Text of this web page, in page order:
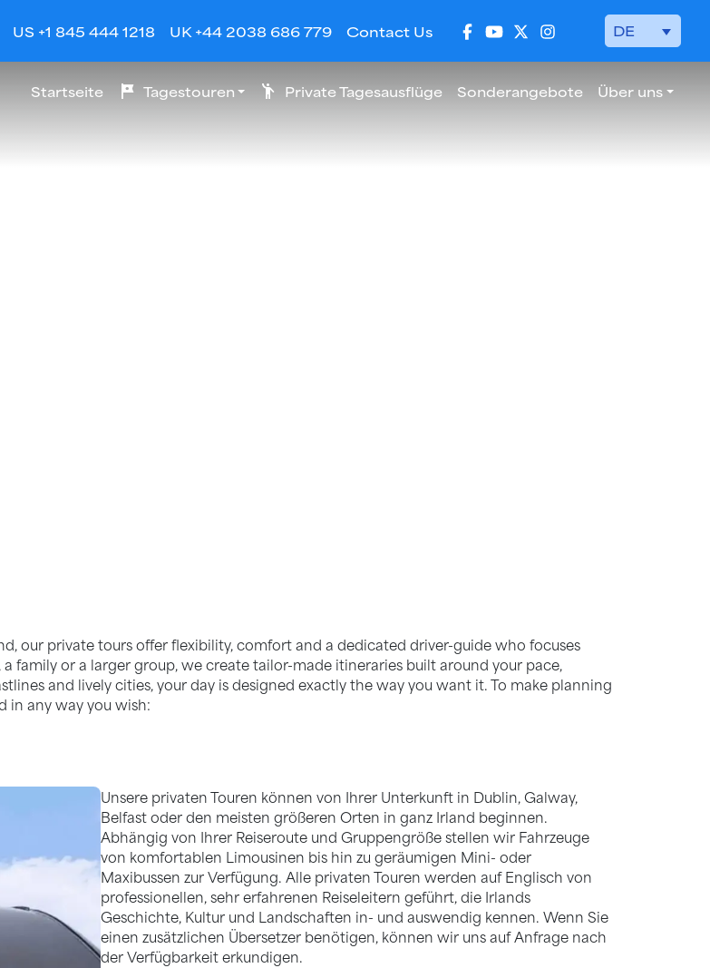
US +1 845 444 1218 UK +44 2038 686 779 Contact Us DE
Startseite tour Tagestouren emoji_people Private Tagesausflüge Sonderangebote Über uns
our private tours offer flexibility, comfort and a dedicated driver-guide who focuses
family or a larger group, we create tailor-made itineraries built around your pace,
and lively cities, your day is designed exactly the way you want it. To make planning
in any way you wish:
Unsere privaten Touren können von Ihrer Unterkunft in Dublin, Galway,
Belfast oder den meisten größeren Orten in ganz Irland beginnen.
Abhängig von Ihrer Reiseroute und Gruppengröße stellen wir Fahrzeuge
von komfortablen Limousinen bis hin zu geräumigen Mini- oder
Maxibussen zur Verfügung. Alle privaten Touren werden auf Englisch von
professionellen, sehr erfahrenen Reiseleitern geführt, die Irlands
Geschichte, Kultur und Landschaften in- und auswendig kennen. Wenn Sie
einen zusätzlichen Übersetzer benötigen, können wir uns auf Anfrage nach
der Verfügbarkeit erkundigen.